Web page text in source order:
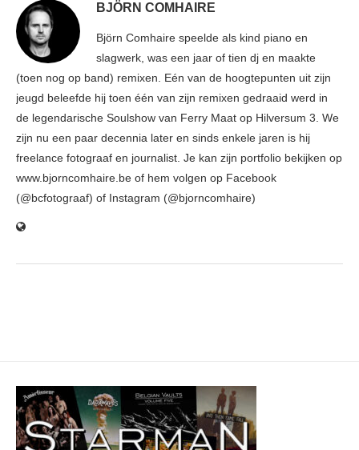
BJÖRN COMHAIRE
Björn Comhaire speelde als kind piano en
slagwerk, was een jaar of tien dj en maakte
(toen nog op band) remixen. Eén van de hoogtepunten uit zijn
jeugd beleefde hij toen één van zijn remixen gedraaid werd in
de legendarische Soulshow van Ferry Maat op Hilversum 3. We
zijn nu een paar decennia later en sinds enkele jaren is hij
freelance fotograaf en journalist. Je kan zijn portfolio bekijken op
www.bjorncomhaire.be of hem volgen op Facebook
(@bcfotograaf) of Instagram (@bjorncomhaire)